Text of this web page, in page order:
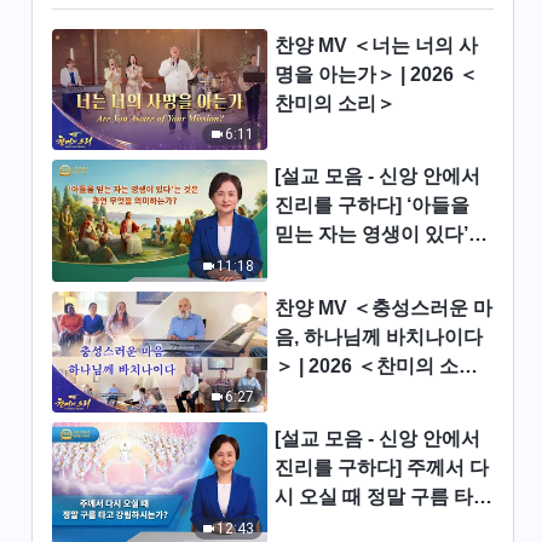
5:25
전능하신 하나님 교회 찬양 ＜인
류가 하나님의 인도를 잃은 결과
＞ (솔로 찬양)
4:17
전능하신 하나님 교회 찬양＜동
방에서 나온 하나님의 영광＞
(솔로 찬양)
3:51
찬양 뮤직비디오/MV ＜하나님
믿는다면 하나님께 마음을 맡겨
야 하리＞
4:21
전능하신 하나님 교회 찬양 ＜하
나님나라시대에 말씀으로 사람
을 온전케 하시는 하나님＞ (솔
로 찬양)
전능하신 하나님 교회 찬양 ＜진
6:11
찬양 MV ＜너는 너의 사
명을 아는가＞ | 2026 ＜
찬미의 소리＞
11:18
[설교 모음 - 신앙 안에서
진리를 구하다] ‘아들을
믿는 자는 영생이 있다’는
6:27
찬양 MV ＜충성스러운 마
음, 하나님께 바치나이다
＞ | 2026 ＜찬미의 소리
12:43
[설교 모음 - 신앙 안에서
진리를 구하다] 주께서 다
시 오실 때 정말 구름 타고